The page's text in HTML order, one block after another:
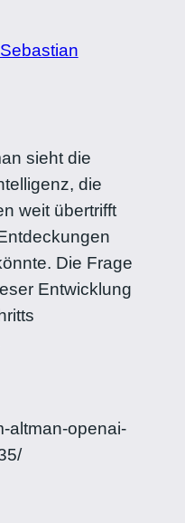
Sebastian
sieht die
die
weit übertrifft
Die Frage
Entwicklung
altman-openai-